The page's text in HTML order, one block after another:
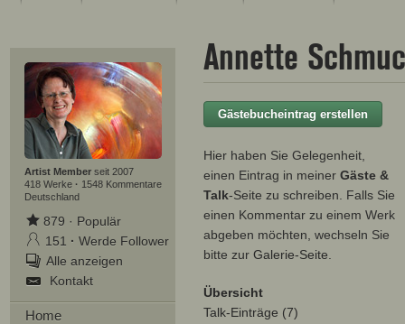
Der letzte Monat im Fokus
Alle Fokus-Werke
Standard-Ansicht
Fokus-Werke
Alle neuen Werke
Artist Memberseit 2007
418 Werke · 1548 Kommentare
Deutschland
879 · Populär
151 · Werde Follower
Alle anzeigen
Kontakt
Home
Annette
Gästebucheintrag erstellen
Hier haben Sie Gelegenheit,
einen Eintrag in meiner Gäste &
Talk-Seite zu schreiben. Falls Sie
einen Kommentar zu einem Werk
abgeben möchten, wechseln Sie
bitte zur Galerie-Seite
Übersicht
Talk-Einträge (7)